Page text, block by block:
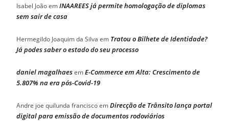
Isabel JoãoemINAAREES já permite homologação de diplomas
sem sair de casa
Hermegildo Joaquim da Silva em Tratou o Bilhete de Identidade?
Já podes saber o estado do seu processo
daniel magalhaesemE-Commerce em Alta: Crescimento de
5.807% na era pós-Covid-19
Andre joe quilunda franciscoemDirecção de Trânsito lança portal
digital para emissão de documentos rodoviários